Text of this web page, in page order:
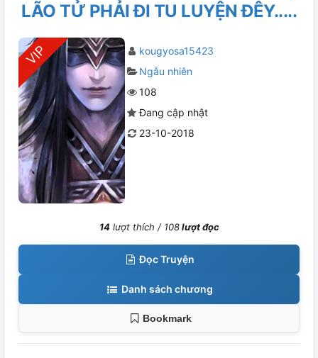
LÃO TỬ PHẢI ĐI TU LUYỆN ĐÊY.....
kougyosa15423
Ngẫu nhiên
108
Đang cập nhật
23-10-2018
14 lượt thích / 108lượt đọc
Đọc Truyện
Danh sách chương
Bookmark